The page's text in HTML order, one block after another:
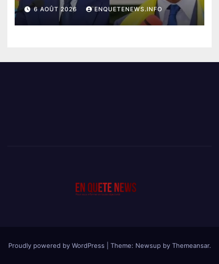
MINAKU ET EMMANUEL
SHADARY TRANSFÉRÉS À
L’AUDITORAT MILITAIRE
6 AOÛT 2026 ENQUETENEWS.INFO
Proudly powered by WordPress Theme: Newsup by Themeansar.